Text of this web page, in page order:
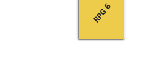
RPG 6